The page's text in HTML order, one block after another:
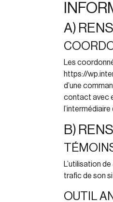
A)
Les
https://
d’une
contact avec
l’intermédiaire
B)
L’utilisation de
trafic de son
OUTIL